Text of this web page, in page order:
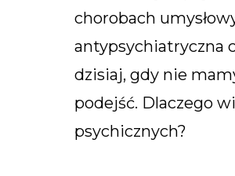
chorobach
antypsychiatryczna
dzisiaj, gdy nie
podejść. Dlaczego
psychicznych?